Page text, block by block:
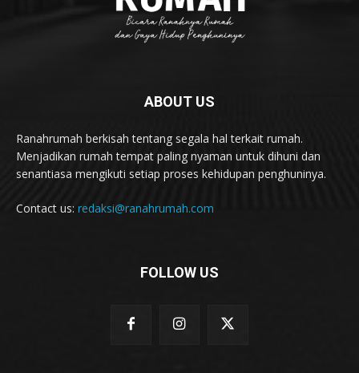
ABOUT US
Ranahrumah berkisah tentang segala hal terkait rumah.
Menjadikan rumah tempat paling nyaman untuk dihuni dan
senantiasa mengikuti setiap proses kehidupan penghuninya.
Contact us: redaksi@ranahrumah.com
FOLLOW US